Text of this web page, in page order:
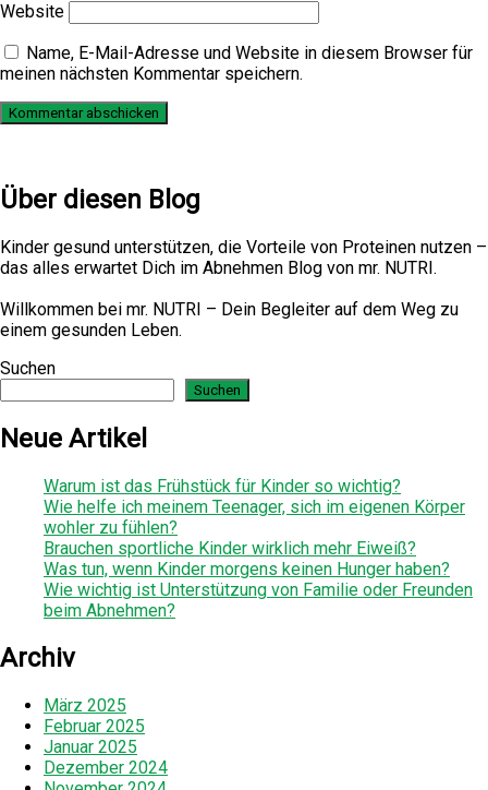
Website
Name, E-Mail-Adresse und Website in diesem Browser für
meinen nächsten Kommentar speichern.
Über diesen Blog
Kinder gesund unterstützen, die Vorteile von Proteinen nutzen –
das alles erwartet Dich im Abnehmen Blog von mr. NUTRI.
Willkommen bei mr. NUTRI – Dein Begleiter auf dem Weg zu
einem gesunden Leben.
Suchen
Suchen
Neue Artikel
Warum ist das Frühstück für Kinder so wichtig?
Wie helfe ich meinem Teenager, sich im eigenen Körper
wohler zu fühlen?
Brauchen sportliche Kinder wirklich mehr Eiweiß?
Was tun, wenn Kinder morgens keinen Hunger haben?
Wie wichtig ist Unterstützung von Familie oder Freunden
beim Abnehmen?
Archiv
März 2025
Februar 2025
Januar 2025
Dezember 2024